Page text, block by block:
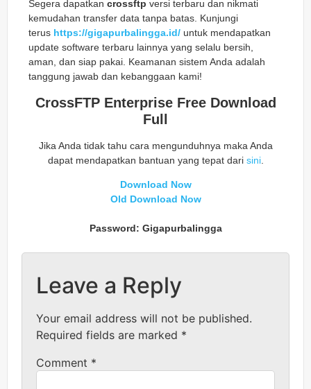
Segera dapatkan crossftp versi terbaru dan nikmati
kemudahan transfer data tanpa batas. Kunjungi
terus https://gigapurbalingga.id/ untuk mendapatkan
update software terbaru lainnya yang selalu bersih,
aman, dan siap pakai. Keamanan sistem Anda adalah
tanggung jawab dan kebanggaan kami!
CrossFTP Enterprise Free Download
Full
Jika Anda tidak tahu cara mengunduhnya maka Anda
dapat mendapatkan bantuan yang tepat dari sini.
Download Now
Old Download Now
Password: Gigapurbalingga
Leave a Reply
Your email address will not be published.
Required fields are marked *
Comment *